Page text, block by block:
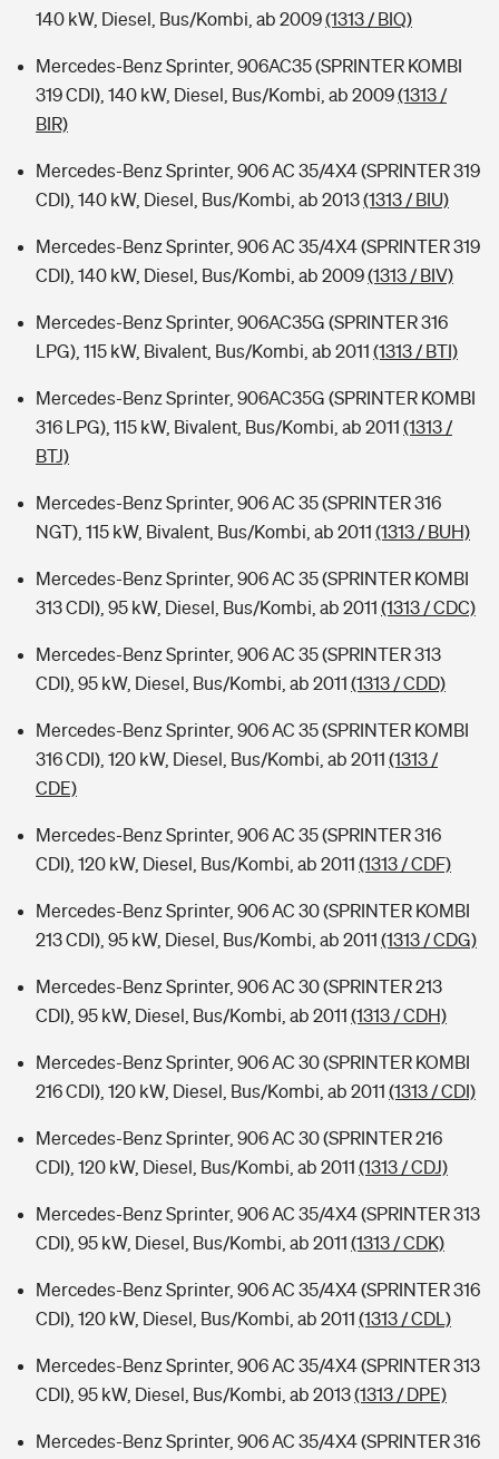
140 kW, Diesel, Bus/Kombi, ab 2009(1313 / BIQ)
Mercedes-Benz Sprinter, 906AC35 (SPRINTER KOMBI
319 CDI), 140 kW, Diesel, Bus/Kombi, ab 2009(1313 /
BIR)
Mercedes-Benz Sprinter, 906 AC 35/4X4 (SPRINTER 319
CDI), 140 kW, Diesel, Bus/Kombi, ab 2013(1313 / BIU)
Mercedes-Benz Sprinter, 906 AC 35/4X4 (SPRINTER 319
CDI), 140 kW, Diesel, Bus/Kombi, ab 2009(1313 / BIV)
Mercedes-Benz Sprinter, 906AC35G (SPRINTER 316
LPG), 115 kW, Bivalent, Bus/Kombi, ab 2011 (1313 / BTI)
Mercedes-Benz Sprinter, 906AC35G (SPRINTER KOMBI
316 LPG), 115 kW, Bivalent, Bus/Kombi, ab 2011 (1313 /
BTJ)
Mercedes-Benz Sprinter, 906 AC 35 (SPRINTER 316
NGT), 115 kW, Bivalent, Bus/Kombi, ab 2011 (1313 / BUH)
Mercedes-Benz Sprinter, 906 AC 35 (SPRINTER KOMBI
313 CDI), 95 kW, Diesel, Bus/Kombi, ab 2011 (1313 / CDC)
Mercedes-Benz Sprinter, 906 AC 35 (SPRINTER 313
CDI), 95 kW, Diesel, Bus/Kombi, ab 2011 (1313 / CDD)
Mercedes-Benz Sprinter, 906 AC 35 (SPRINTER KOMBI
316 CDI), 120 kW, Diesel, Bus/Kombi, ab 2011 (1313 /
CDE)
Mercedes-Benz Sprinter, 906 AC 35 (SPRINTER 316
CDI), 120 kW, Diesel, Bus/Kombi, ab 2011 (1313 / CDF)
Mercedes-Benz Sprinter, 906 AC 30 (SPRINTER KOMBI
213 CDI), 95 kW, Diesel, Bus/Kombi, ab 2011 (1313 / CDG)
Mercedes-Benz Sprinter, 906 AC 30 (SPRINTER 213
CDI), 95 kW, Diesel, Bus/Kombi, ab 2011 (1313 / CDH)
Mercedes-Benz Sprinter, 906 AC 30 (SPRINTER KOMBI
216 CDI), 120 kW, Diesel, Bus/Kombi, ab 2011 (1313 / CDI)
Mercedes-Benz Sprinter, 906 AC 30 (SPRINTER 216
CDI), 120 kW, Diesel, Bus/Kombi, ab 2011 (1313 / CDJ)
Mercedes-Benz Sprinter, 906 AC 35/4X4 (SPRINTER 313
CDI), 95 kW, Diesel, Bus/Kombi, ab 2011 (1313 / CDK)
Mercedes-Benz Sprinter, 906 AC 35/4X4 (SPRINTER 316
CDI), 120 kW, Diesel, Bus/Kombi, ab 2011 (1313 / CDL)
Mercedes-Benz Sprinter, 906 AC 35/4X4 (SPRINTER 313
CDI), 95 kW, Diesel, Bus/Kombi, ab 2013(1313 / DPE)
Mercedes-Benz Sprinter, 906 AC 35/4X4 (SPRINTER 316